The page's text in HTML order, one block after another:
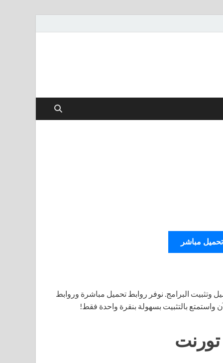
تحميل مباشر
وتثبيت البرامج. نوفر روابط تحميل مباشرة وروابط
واستمتع بالتثبيت بسهولة بنقرة واحدة فقط!